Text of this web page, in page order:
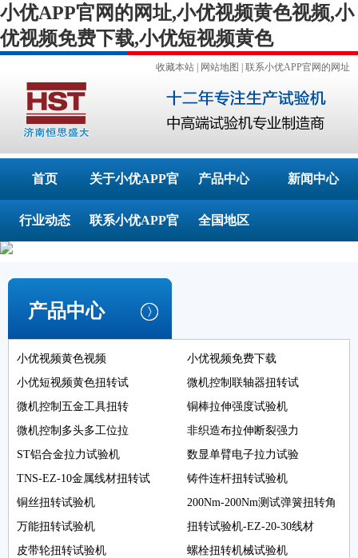
小优APP官网的网址,小优视频黄色视频,小
优视频免费下载,小优短视频黄色
收藏本站 网站地图 联系小优APP官网的网址
首页 关于小优APP官
网的网址
产品中心 新闻中心
行业动态 联系小优APP官 全国地区
产品中心
小优视频黄色视频
小优视频免费下载
小优短视频黄色扭转试
微机控制联轴器扭转试
微机控制五金工具扭转
铜棒拉伸强度试验机
微机控制多头多工位拉
非织造布拉伸断裂强力
ST铝合金拉力试验机
数显单臂电子拉力试验
TNS-EZ-10金属线材扭转试
铸件连杆扭转试验机
铜丝扭转试验机
200Nm-200Nm测试弹簧扭转角
万能扭转试验机
扭转试验机-EZ-20-30线材
皮带轮扭转试验机
螺栓扭转机械试验机